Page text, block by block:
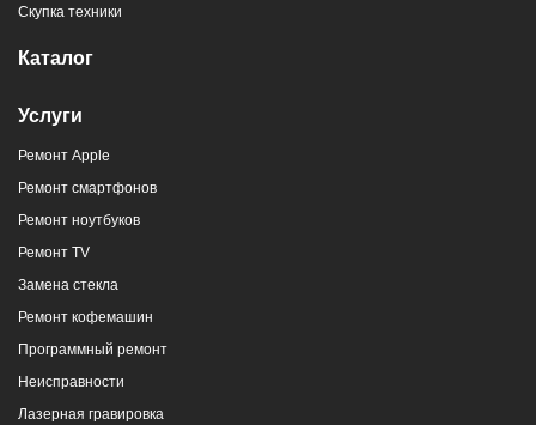
г. Новороссийск, ул. Героев Десантников,
2/4
8 (964) 914-44-74
г. Новороссийск, ул. Героев Десантников,
Скупка техники
Каталог
Услуги
Ремонт Apple
Ремонт смартфонов
Ремонт ноутбуков
Ремонт TV
Замена стекла
Ремонт кофемашин
Программный ремонт
Неисправности
Лазерная гравировка